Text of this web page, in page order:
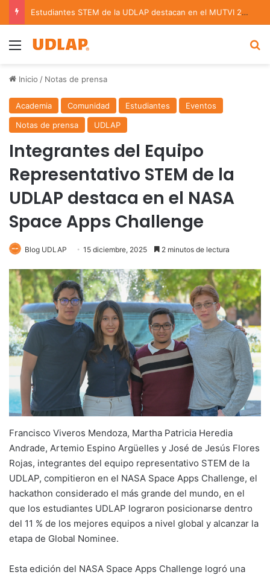
Estudiantes STEM de la UDLAP destacan en el MUTVI 2026
Menu
Inicio / Notas de prensa
Academia Comunidad Estudiantes
Eventos
Notas de prensa
UDLAP
Integrantes del Equipo
Representativo STEM de la
UDLAP destaca en el NASA
Space Apps Challenge
Blog UDLAP 15 diciembre, 2025 2 minutos de lectura
Francisco Viveros Mendoza, Martha Patricia Heredia
Andrade, Artemio Espino Argüelles y José de Jesús Flores
Rojas, integrantes del equipo representativo STEM de la
UDLAP, compitieron en el NASA Space Apps Challenge, el
hackathon considerado el más grande del mundo, en el
que los estudiantes UDLAP lograron posicionarse dentro
del 11 % de los mejores equipos a nivel global y alcanzar la
etapa de Global Nominee.
Esta edición del NASA Space Apps Challenge logró una